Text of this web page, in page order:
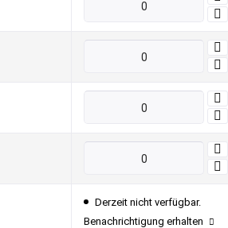
Derzeit nicht verfügbar.
Benachrichtigung erhalten